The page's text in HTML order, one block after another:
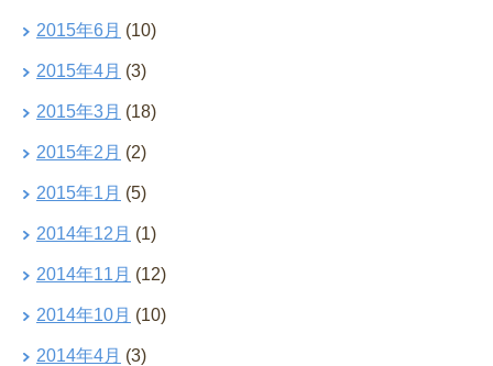
2015年6月 (10)
2015年4月 (3)
2015年3月 (18)
2015年2月 (2)
2015年1月 (5)
2014年12月 (1)
2014年11月 (12)
2014年10月 (10)
2014年4月 (3)